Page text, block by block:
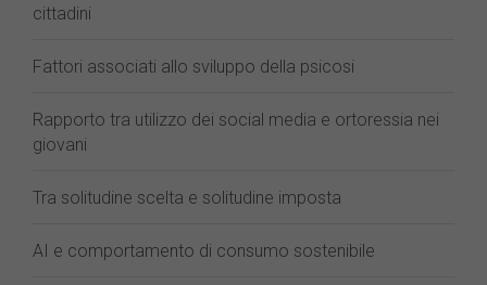
cittadini
Fattori associati allo sviluppo della psicosi
Rapporto tra utilizzo dei social media e ortoressia nei
giovani
Tra solitudine scelta e solitudine imposta
AI e comportamento di consumo sostenibile